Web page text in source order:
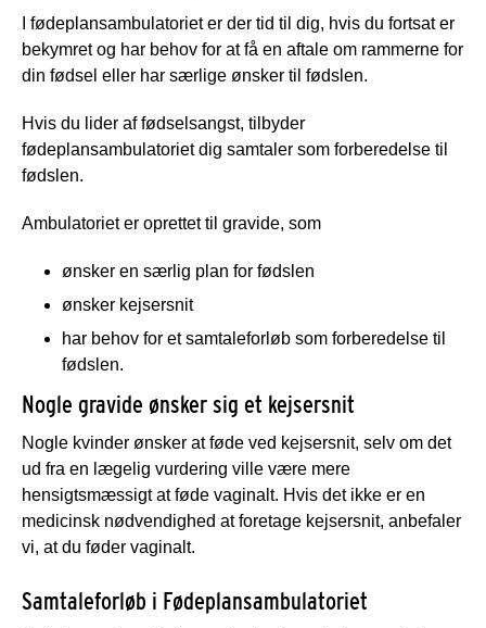
I fødeplansambulatoriet er der tid til dig, hvis du fortsat er
bekymret og har behov for at få en aftale om rammerne for
din fødsel eller har særlige ønsker til fødslen.
Hvis du lider af fødselsangst, tilbyder
fødeplansambulatoriet dig samtaler som forberedelse til
fødslen.
Ambulatoriet er oprettet til gravide, som
ønsker en særlig plan for fødslen
ønsker kejsersnit
har behov for et samtaleforløb som forberedelse til
fødslen.
Nogle gravide ønsker sig et kejsersnit
Nogle kvinder ønsker at føde ved kejsersnit, selv om det
ud fra en lægelig vurdering ville være mere
hensigtsmæssigt at føde vaginalt. Hvis det ikke er en
medicinsk nødvendighed at foretage kejsersnit, anbefaler
vi, at du føder vaginalt.
Samtaleforløb i Fødeplansambulatoriet